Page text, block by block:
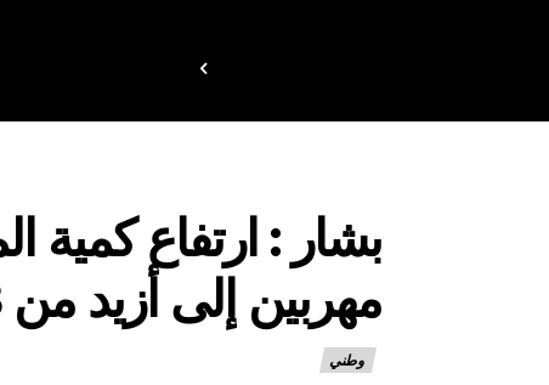
مهربين إلى أزيد من 8 قناطير
وطني